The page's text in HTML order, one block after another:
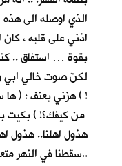
الذي اوصله الى
اذني على قلبه ،
بقوة … استفاق ..
لكنّ صوت خالي ابي
! ) هزني بعنف : (
من كيفك؟! ) بكيت
هذول اهلنا.. هذول
..سقطنا في النهر